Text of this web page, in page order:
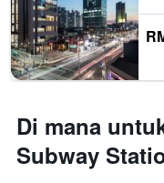
Di mana
Subway